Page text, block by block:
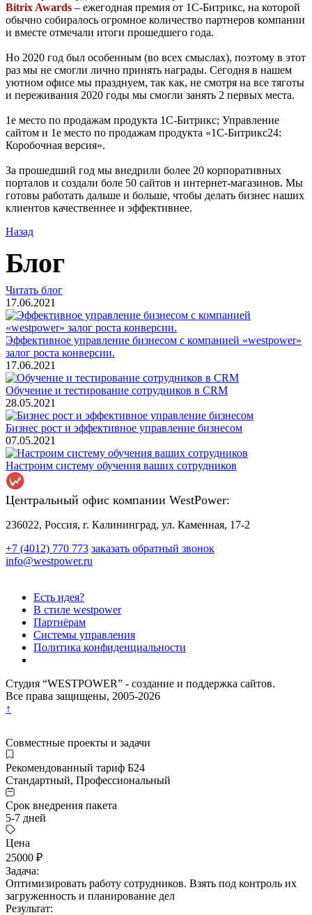
Bitrix Awards – ежегодная премия от 1С-Битрикс, на которой
обычно собиралось огромное количество партнеров компании
и вместе отмечали итоги прошедшего года.
Но 2020 год был особенным (во всех смыслах), поэтому в этот
раз мы не смогли лично принять награды. Сегодня в нашем
уютном офисе мы празднуем, так как, не смотря на все тяготы
и переживания 2020 годы мы смогли занять 2 первых места.
1е место по продажам продукта 1С-Битрикс; Управление
сайтом и 1е место по продажам продукта «1С-Битрикс24:
Коробочная версия».
За прошедший год мы внедрили более 20 корпоративных
порталов и создали боле 50 сайтов и интернет-магазинов. Мы
готовы работать дальше и больше, чтобы делать бизнес наших
клиентов качественнее и эффективнее.
Назад
Блог
Читать блог
17.06.2021
Эффективное управление бизнесом с компанией «westpower»
залог роста конверсии.
17.06.2021
Обучение и тестирование сотрудников в CRM
28.05.2021
Бизнес рост и эффективное управление бизнесом
07.05.2021
Настроим систему обучения ваших сотрудников
Центральный офис компании WestPower:
236022, Россия, г. Калининград, ул. Каменная, 17-2
+7 (4012) 770 773 заказать обратный звонок
info@westpower.ru
Есть идея?
В стиле westpower
Партнёрам
Системы управления
Политика конфиденциальности
Студия “WESTPOWER” - создание и поддержка сайтов.
Все права защищены, 2005-2026
↑
Совместные проекты и задачи
Рекомендованный тариф Б24
Стандартный, Профессиональный
Срок внедрения пакета
5-7 дней
Цена
25000 ₽
Задача:
Оптимизировать работу сотрудников. Взять под контроль их
загруженность и планирование дел
Результат: